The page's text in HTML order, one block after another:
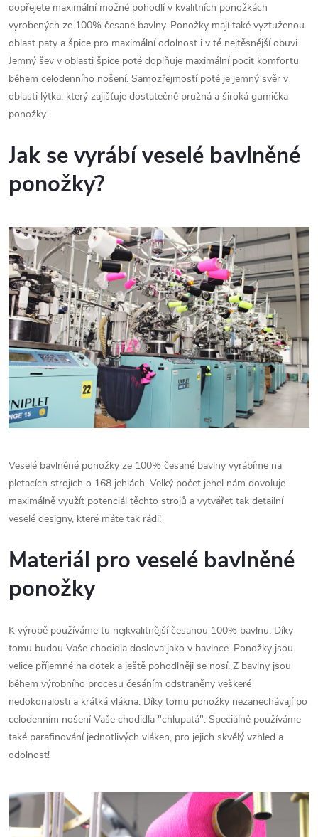
dopřejete maximální možné pohodlí v kvalitních ponožkách
vyrobených ze 100% česané bavlny. Ponožky mají také vyztuženou
oblast paty a špice pro maximální odolnost i v té nejtěsnější obuvi.
Jemný šev v oblasti špice poté doplňuje maximální pocit komfortu
během celodenního nošení. Samozřejmostí poté je jemný svěr v
oblasti lýtka, který zajišťuje dostatečně pružná a široká gumička
ponožky.
Jak se vyrábí veselé bavlněné
ponožky?
Veselé bavlněné ponožky ze 100% česané bavlny vyrábíme na
pletacích strojích o 168 jehlách. Velký počet jehel nám dovoluje
maximálně využít potenciál těchto strojů a vytvářet tak detailní
veselé designy, které máte tak rádi!
Materiál pro veselé bavlněné
ponožky
K výrobě používáme tu nejkvalitnější česanou 100% bavlnu. Díky
tomu budou Vaše chodidla doslova jako v bavlnce. Ponožky jsou
velice příjemné na dotek a ještě pohodlněji se nosí. Z bavlny jsou
během výrobního procesu česáním odstraněny veškeré
nedokonalosti a krátká vlákna. Díky tomu ponožky nezanechávají po
celodenním nošení Vaše chodidla "chlupatá". Speciálně používáme
také parafinování jednotlivých vláken, pro jejich skvělý vzhled a
odolnost!